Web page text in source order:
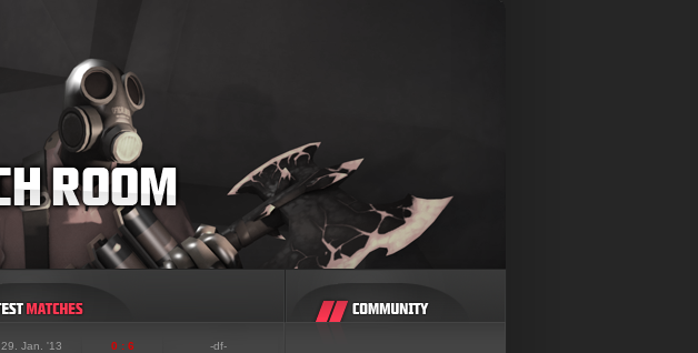
29. Jan. '13 0 : 6
-df-